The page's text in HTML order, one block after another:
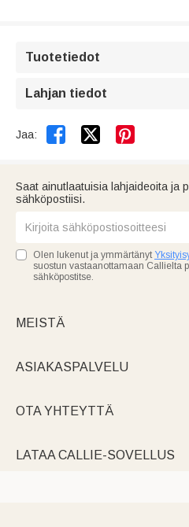
Tuotetiedot
Lahjan tiedot
Jaa:  
Saat ainutlaatuisia lahjaideoita ja
sähköpostiisi.
Olen lukenut ja ymmärtänyt
suostun vastaanottamaan Callielta
sähköpostitse.
MEISTÄ
ASIAKASPALVELU
OTA YHTEYTTÄ
LATAA CALLIE-SOVELLUS